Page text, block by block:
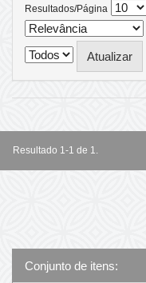
Resultados/Página
Resultado 1-1 de 1.
Conjunto de itens: